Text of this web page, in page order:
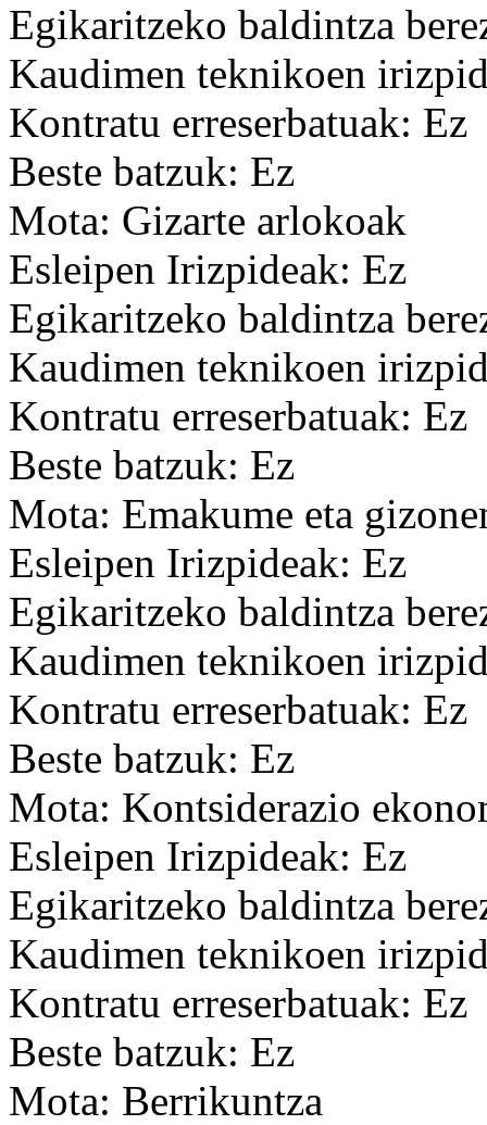
Egikaritzeko baldintza
Kaudimen teknikoen
Kontratu erreserbatuak: Ez
Beste batzuk: Ez
Mota: Gizarte arlokoak
Esleipen Irizpideak: Ez
Egikaritzeko baldintza
Kaudimen teknikoen
Kontratu erreserbatuak: Ez
Beste batzuk: Ez
Mota: Emakume eta
Esleipen Irizpideak: Ez
Egikaritzeko baldintza
Kaudimen teknikoen
Kontratu erreserbatuak: Ez
Beste batzuk: Ez
Mota: Kontsiderazio
Esleipen Irizpideak: Ez
Egikaritzeko baldintza
Kaudimen teknikoen
Kontratu erreserbatuak: Ez
Beste batzuk: Ez
Mota: Berrikuntza